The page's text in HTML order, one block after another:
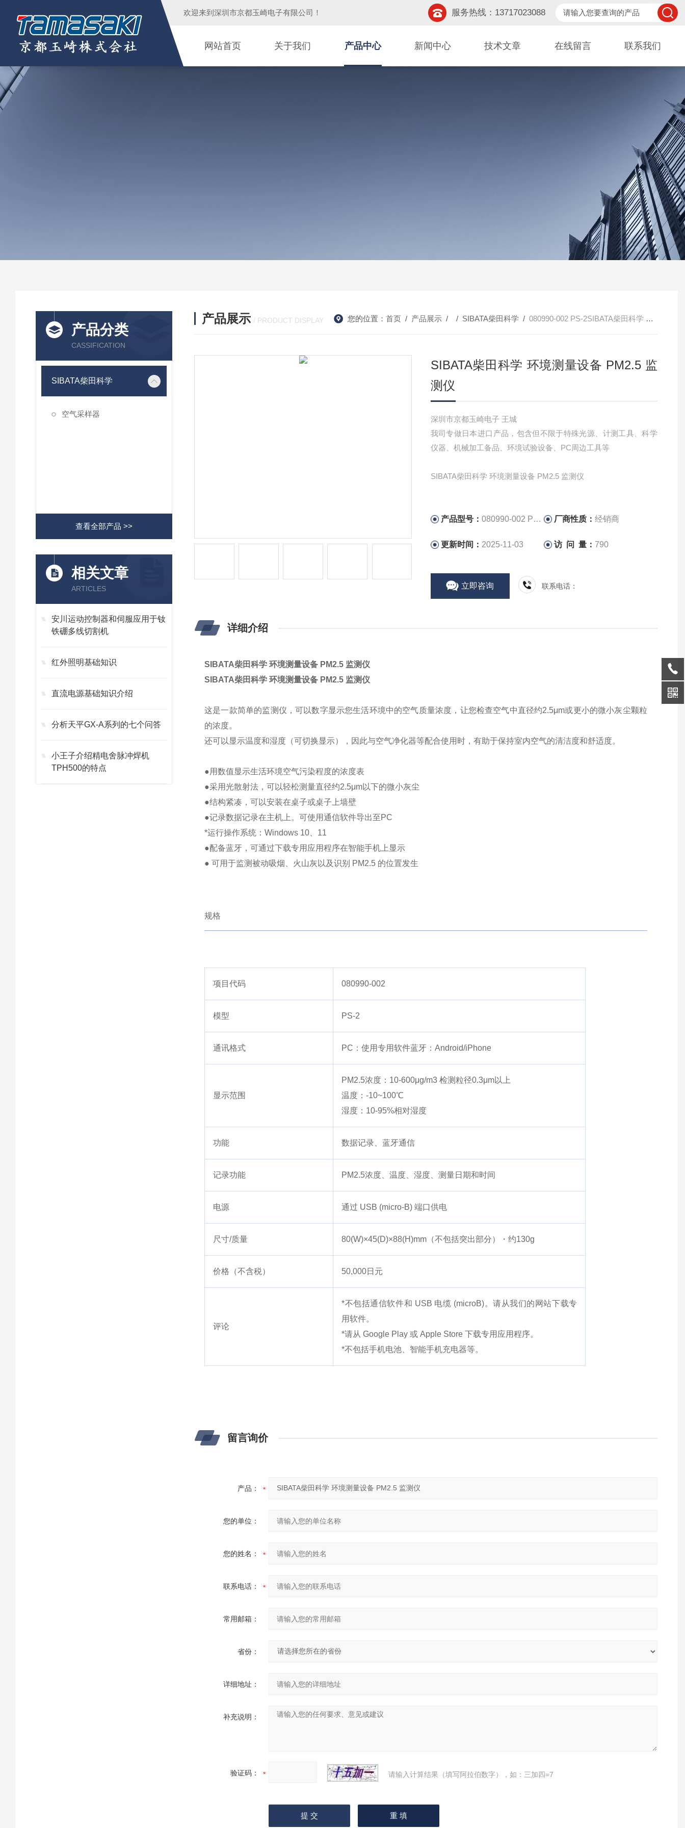
欢迎来到 深圳市京都玉崎电子有限公司 ！ 服务热线：13717023088
网站首页 关于我们 产品中心 新闻中心 技术文章 在线留言 联系我们
产品分类
CASSIFICATION
SIBATA柴田科学
空气采样器
查看全部产品 >>
相关文章
ARTICLES
安川运动控制器和伺服应用于钕
铁硼多线切割机
红外照明基础知识
直流电源基础知识介绍
分析天平GX-A系列的七个问答
小王子介绍精电舍脉冲焊机
TPH500的特点
产品展示 / PRODUCT DISPLAY 您的位置： 首页/ 产品展示/ / SIBATA柴田科学 / 080990-002 PS-2SIBATA柴田科学 环境测量设备 PM2.5 监测仪
SIBATA柴田科学 环境测量设备 PM2.5 监
测仪
深圳市京都玉崎电子 王城
我司专做日本进口产品，包含但不限于特殊光源、计测工具、科学
仪器、机械加工备品、环境试验设备、PC周边工具等
SIBATA柴田科学 环境测量设备 PM2.5 监测仪
产品型号： 080990-002 PS-2 厂商性质：经销商
更新时间： 2025-11-03 访 问 量： 790
立即咨询 联系电话：
详细介绍
SIBATA柴田科学 环境测量设备 PM2.5 监测仪
SIBATA柴田科学 环境测量设备 PM2.5 监测仪
这是一款简单的监测仪，可以数字显示您生活环境中的空气质量浓度，让您检查空气中直径约2.5μm或更小的微小灰尘颗粒
的浓度。
还可以显示温度和湿度（可切换显示），因此与空气净化器等配合使用时，有助于保持室内空气的清洁度和舒适度。
●用数值显示生活环境空气污染程度的浓度表
●采用光散射法，可以轻松测量直径约2.5μm以下的微小灰尘
●结构紧凑，可以安装在桌子或桌子上墙壁
●记录数据记录在主机上。可使用通信软件导出至PC
*运行操作系统：Windows 10、11
●配备蓝牙，可通过下载专用应用程序在智能手机上显示
● 可用于监测被动吸烟、火山灰以及识别 PM2.5 的位置发生
规格
项目代码 080990-002
模型 PS-2
通讯格式 PC：使用专用软件蓝牙：Android/iPhone
显示范围
PM2.5浓度：10-600μg/m3 检测粒径0.3μm以上
温度：-10~100℃
湿度：10-95%相对湿度
功能 数据记录、蓝牙通信
记录功能 PM2.5浓度、温度、湿度、测量日期和时间
电源 通过 USB (micro-B) 端口供电
尺寸/质量 80(W)×45(D)×88(H)mm（不包括突出部分）・约130g
价格（不含税） 50,000日元
评论
*不包括通信软件和 USB 电缆 (microB)。请从我们的网站下载专
用软件。
*请从 Google Play 或 Apple Store 下载专用应用程序。
*不包括手机电池、智能手机充电器等。
留言询价
产品：
您的单位：
您的姓名：
联系电话：
常用邮箱：
省份：
详细地址：
补充说明：
验证码： 请输入计算结果（填写阿拉伯数字），如：三加四=7